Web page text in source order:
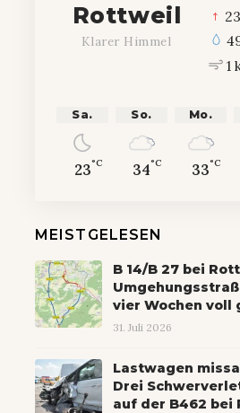
Rottweil
Klarer Himmel
23
1
Sa.
23°C
So.
34°C
Mo.
33°C
MEISTGELESEN
B 14/B 27 bei
vier Wochen voll
31. Juli 2026
Lastwagen
Drei
auf der B462 bei